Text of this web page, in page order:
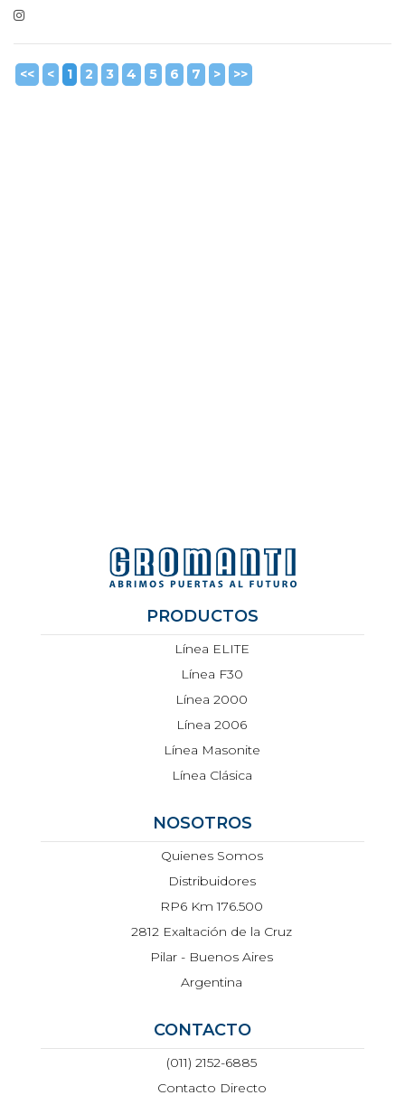
<< < 1 2 3 4 5 6 7 > >>
PRODUCTOS
Línea ELITE
Línea F30
Línea 2000
Línea 2006
Línea Masonite
Línea Clásica
NOSOTROS
Quienes Somos
Distribuidores
RP6 Km 176.500
2812 Exaltación de la Cruz
Pilar - Buenos Aires
Argentina
CONTACTO
(011) 2152-6885
Contacto Directo